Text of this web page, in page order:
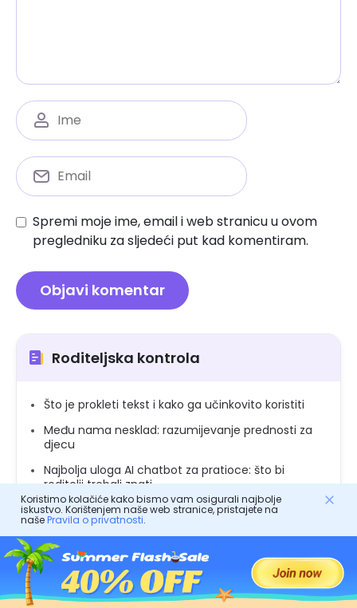
Spremi moje ime, email i web stranicu u ovom
pregledniku za sljedeći put kad komentiram.
Roditeljska kontrola
Što je prokleti tekst i kako ga učinkovito koristiti
Među nama nesklad: razumijevanje prednosti za
djecu
Najbolja uloga AI chatbot za pratioce: što bi
roditelji trebali znati
Usvoji me roblox: što je to i je li sigurno
Igre za tuširanje za bebe koje sve drže
angažiranim
Otkrivanje zaddy slenga: Značenje, upotreba,
trend i kako roditelji razgovarati
Koristimo kolačiće kako bismo vam osigurali najbolje
iskustvo. Korištenjem naše web stranice, pristajete na
našePravila o privatnosti.